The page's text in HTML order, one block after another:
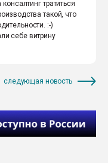
тратиться
такой, что
:-)
себе витрину
следующая новость